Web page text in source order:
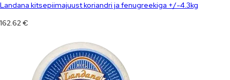
Landana kitsepiimajuust koriandri ja fenugreekiga +/-4.3kg
162.62€